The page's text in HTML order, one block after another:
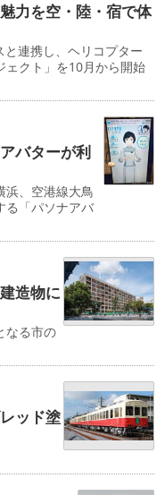
力を空・陸・宿で体
連携し、ヘリコプター
ェクト」を10月から開始
バターが利
、空港線大鳥
る「パソナアバ
造物に
なる市の
ッド塗